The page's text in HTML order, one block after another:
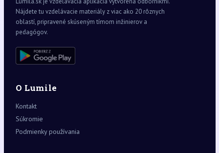
Nájdete tu vzdelávacie materiály z viac ako 20 rôznych
oblastí, pripravené skúseným tímom inžinierov a
pedagógov.
O Lumile
Kontakt
Súkromie
Podmienky používania